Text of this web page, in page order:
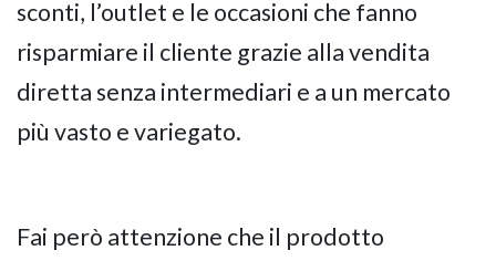
sconti, l’outlet e le occasioni che fanno
risparmiare il cliente grazie alla vendita
diretta senza intermediari e a un mercato
più vasto e variegato.
Fai però attenzione che il prodotto